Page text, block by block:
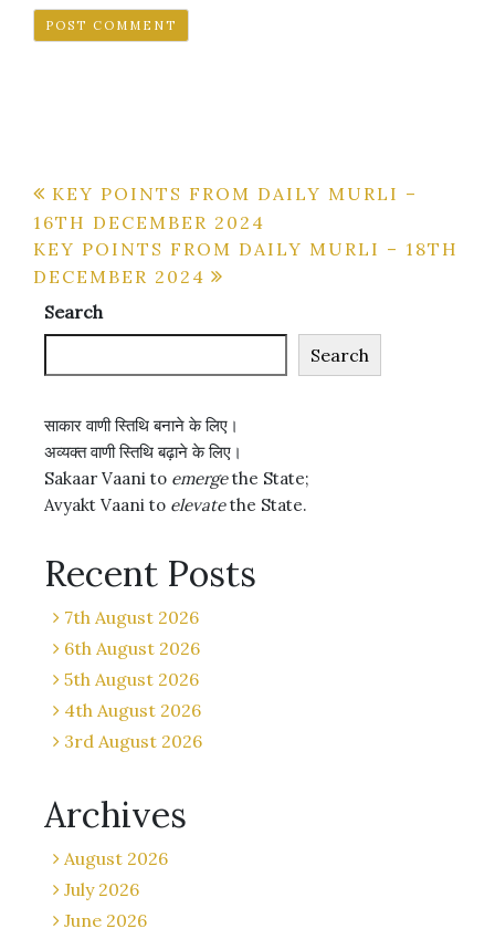
Post
navigation
KEY POINTS FROM DAILY MURLI –
16TH DECEMBER 2024
KEY POINTS FROM DAILY MURLI – 18TH
DECEMBER 2024
Search
Search
साकार वाणी स्तिथि बनाने के लिए।
अव्यक्त वाणी स्तिथि बढ़ाने के लिए।
Sakaar Vaani to emergethe State;
Avyakt Vaani to elevatethe State.
Recent Posts
7th August 2026
6th August 2026
5th August 2026
4th August 2026
3rd August 2026
Archives
August 2026
July 2026
June 2026